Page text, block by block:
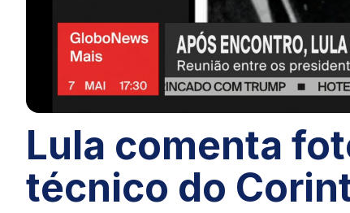
Lula comenta
técnico do